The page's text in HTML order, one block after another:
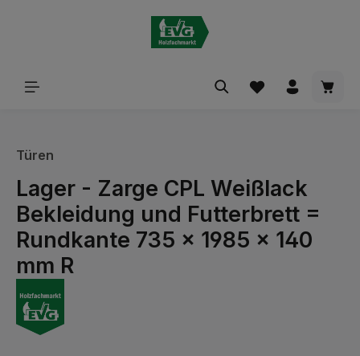
Türen
Lager - Zarge CPL Weißlack
Bekleidung und Futterbrett =
Rundkante 735 x 1985 x 140
mm R